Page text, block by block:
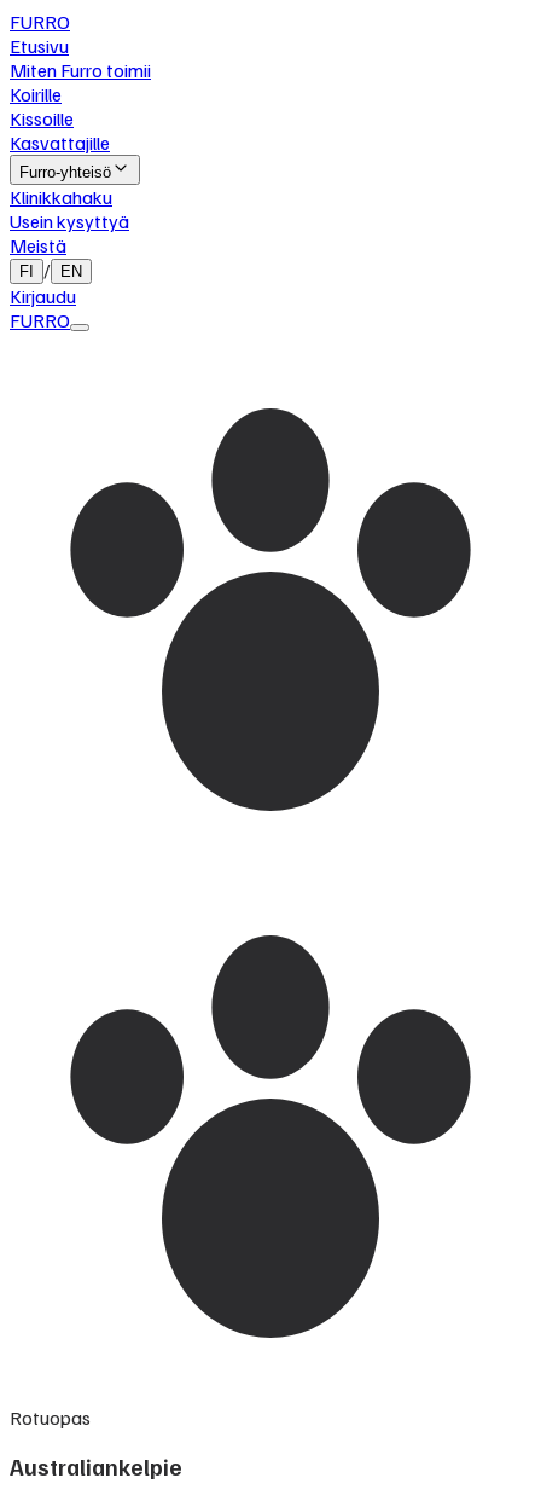
FURRO
Etusivu
Miten Furro toimii
Koirille
Kissoille
Kasvattajille
Furro-yhteisö
Klinikkahaku
Usein kysyttyä
Meistä
FI / EN
Kirjaudu
FURRO
Rotuopas
Australiankelpie